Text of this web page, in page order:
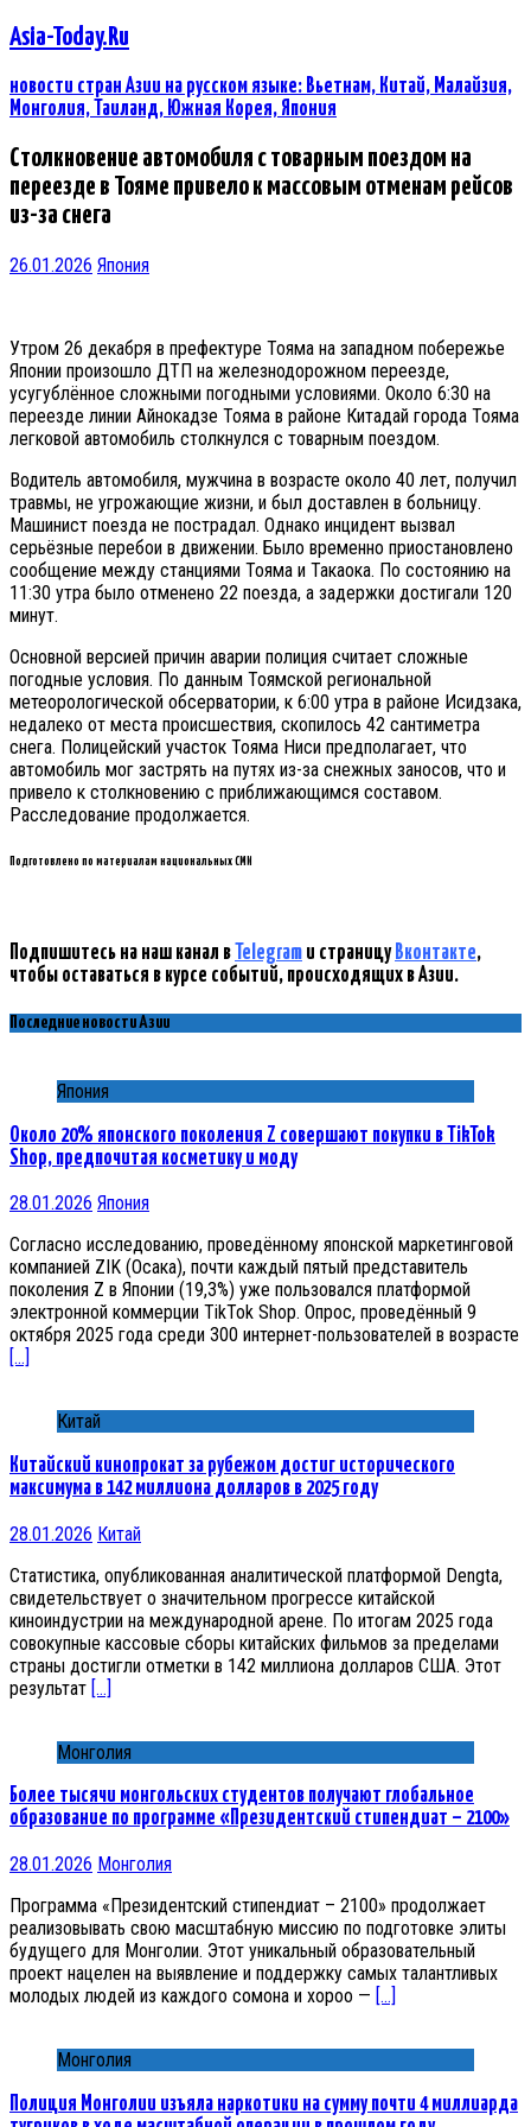
Asia-Today.Ru
новости стран Азии на русском языке: Вьетнам, Китай, Малайзия,
Монголия, Таиланд, Южная Корея, Япония
Столкновение автомобиля с товарным поездом на
переезде в Тояме привело к массовым отменам рейсов
из-за снега
26.01.2026 Япония
Утром 26 декабря в префектуре Тояма на западном побережье
Японии произошло ДТП на железнодорожном переезде,
усугублённое сложными погодными условиями. Около 6:30 на
переезде линии Айнокадзе Тояма в районе Китадай города Тояма
легковой автомобиль столкнулся с товарным поездом.
Водитель автомобиля, мужчина в возрасте около 40 лет, получил
травмы, не угрожающие жизни, и был доставлен в больницу.
Машинист поезда не пострадал. Однако инцидент вызвал
серьёзные перебои в движении. Было временно приостановлено
сообщение между станциями Тояма и Такаока. По состоянию на
11:30 утра было отменено 22 поезда, а задержки достигали 120
минут.
Основной версией причин аварии полиция считает сложные
погодные условия. По данным Тоямской региональной
метеорологической обсерватории, к 6:00 утра в районе Исидзака,
недалеко от места происшествия, скопилось 42 сантиметра
снега. Полицейский участок Тояма Ниси предполагает, что
автомобиль мог застрять на путях из-за снежных заносов, что и
привело к столкновению с приближающимся составом.
Расследование продолжается.
Подготовлено по материалам национальных СМИ
Подпишитесь на наш канал в Telegram и страницу Вконтакте,
чтобы оставаться в курсе событий, происходящих в Азии.
Последние новости Азии
Япония
Около 20% японского поколения Z совершают покупки в TikTok
Shop, предпочитая косметику и моду
28.01.2026 Япония
Согласно исследованию, проведённому японской маркетинговой
компанией ZIK (Осака), почти каждый пятый представитель
поколения Z в Японии (19,3%) уже пользовался платформой
электронной коммерции TikTok Shop. Опрос, проведённый 9
октября 2025 года среди 300 интернет-пользователей в возрасте
[…]
Китай
Китайский кинопрокат за рубежом достиг исторического
максимума в 142 миллиона долларов в 2025 году
28.01.2026 Китай
Статистика, опубликованная аналитической платформой Dengta,
свидетельствует о значительном прогрессе китайской
киноиндустрии на международной арене. По итогам 2025 года
совокупные кассовые сборы китайских фильмов за пределами
страны достигли отметки в 142 миллиона долларов США. Этот
результат […]
Монголия
Более тысячи монгольских студентов получают глобальное
образование по программе «Президентский стипендиат – 2100»
28.01.2026 Монголия
Программа «Президентский стипендиат – 2100» продолжает
реализовывать свою масштабную миссию по подготовке элиты
будущего для Монголии. Этот уникальный образовательный
проект нацелен на выявление и поддержку самых талантливых
молодых людей из каждого сомона и хороо — […]
Монголия
Полиция Монголии изъяла наркотики на сумму почти 4 миллиарда